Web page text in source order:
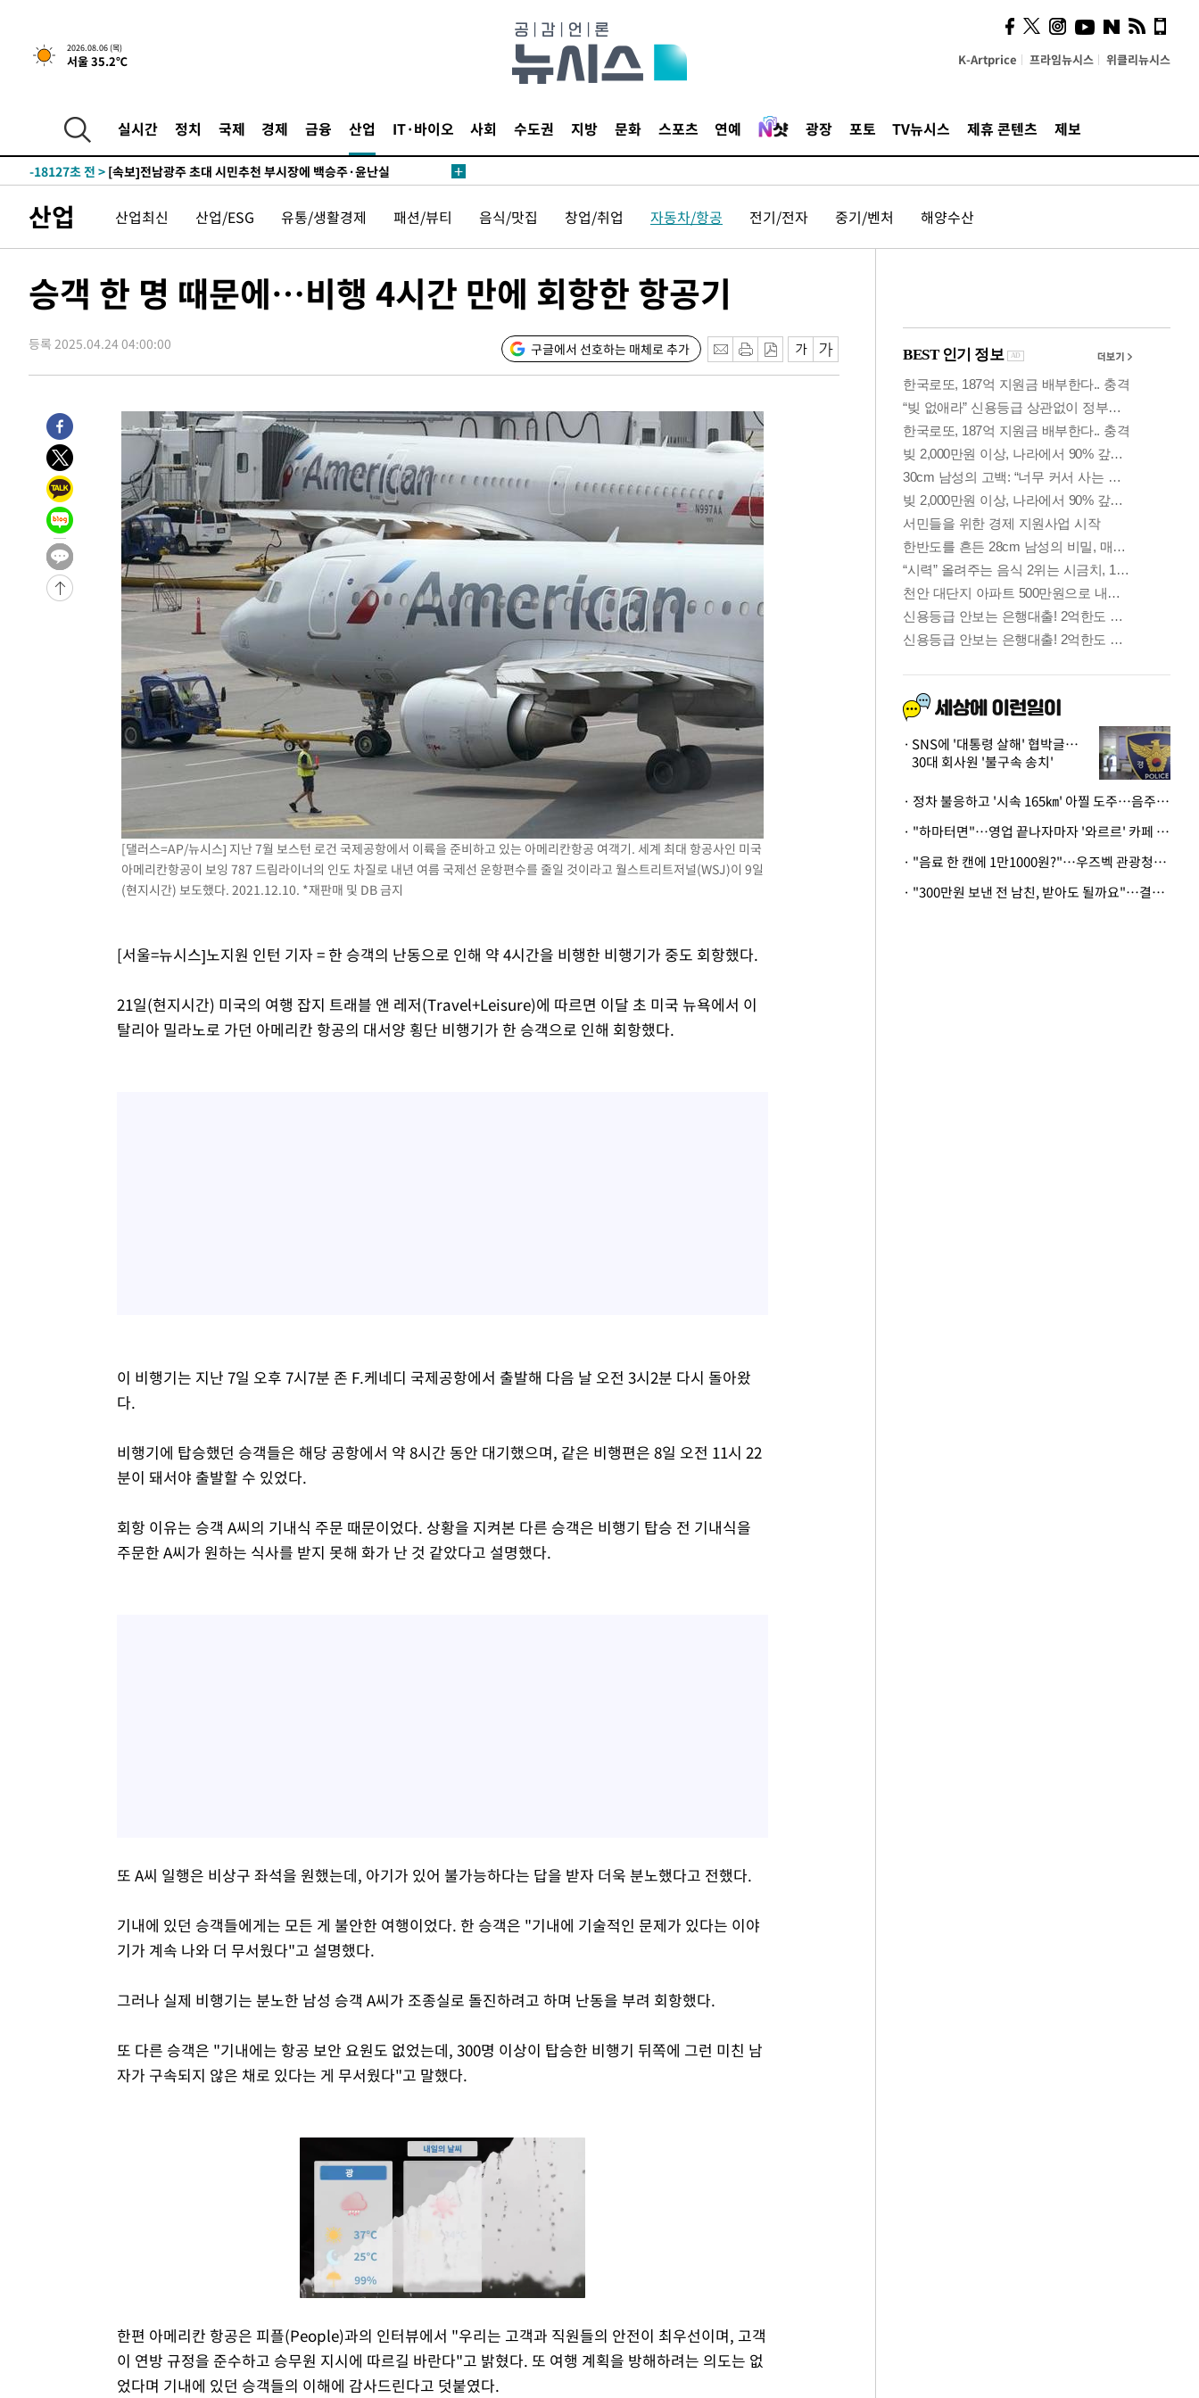
2026.08.06 (목)
서울 35.2℃ K-Artprice 프라임뉴시스 위클리뉴시스
실시간 정치 국제 경제 금융 산업 IT·바이오 사회 수도권 지방 문화 스포츠 연예 광장 포토 TV뉴시스 제휴 콘텐츠 제보
-24458초 전 >"美간섭에 합의 지연"…트럼프, '이란 호르무즈 통제권' 수용할까
-20978초 전 >[속보]산업장관 "李정부, 원전 반대 안해…안정 전력 위해 불가피"
-19062초 전 >
[속보]산업장관 "美무역법 제301조 과잉생산 결과 발표 8월 중 예
-18855초 전 >
-18127초 전 > [속보]전남광주 초대 시민추천 부시장에 백승주·윤난실
-14255초 전 >
[속보]코스닥, 2.15포인트(0.27%) 내린 797.44 출발
-14238초 전 >[속보]코스피, 119.51포인트(1.81%) 내린 6478.75 개장
-10636초 전 >서울 낮 39도 '폭염중대경보'…40도 관측 가능성도
-171초 전 >[속보] 호르무즈 해협 이란-오만 협상 기대속 뉴욕증시 혼조 마감 다우
24분 전 >[속보] 이란 대통령 "지금 최고지도자와 소통하기가 매우 어려워" 취임 3
-32262초 전 >
손흥민, 5경기 연속골 실패…LAFC는 승부차기 끝 과달라하라 격파
-24863초 전 >
내일까지 39도 '펄펄'…기상청 "태풍 지나며 폭염 잠시 꺾인다"
-24500초 전 >
트럼프, 한국계 진보 주지사 후보 맹공…"공산주의가 최대 위협"
-24478초 전 >
"美간섭에 합의 지연"…트럼프, '이란 호르무즈 통제권' 수용할까
-20998초 전 >
[속보]산업장관 "李정부, 원전 반대 안해…안정 전력 위해 불가피"
-19695초 전 >
[속보]경찰, '홍명보 선임 논란' 대한축구협회·축구회관 등 압수수
-19082초 전 >
[속보]산업장관 "美무역법 제301조 과잉생산 결과 발표 8월 중 예
-18875초 전 >
[속보]코스피 매도사이드카 발동…4%대 급락
[속보]전남광주 초대 시민추천 부시장에 백승주·윤난실
서울 열대야 15일째 지속…비공식 '초열대야' 30도 넘어
[속보]코스닥, 2.15포인트(0.27%) 내린 797.44 출발
[속보]코스피, 119.51포인트(1.81%) 내린 6478.75 개장
6월 경상수지 497.3억 달러…두 달 연속 사상 최대
서울 낮 39도 '폭염중대경보'…40도 관측 가능성도
미 워싱턴주 스포캔 시의 통제불능 3개 산불, 방화선 일부 구축
[속보] 호르무즈 해협 이란-오만 협상 기대속 뉴욕증시 혼조 마감 다우
[속보] 이란 대통령 "지금 최고지도자와 소통하기가 매우 어려워" 취임 3
[속보] "이란-오만, 호르무즈 해협 통행 항로 합의" 이란 외무부 대변인
산업 산업최신 산업/ESG 유통/생활경제 패션/뷰티 음식/맛집 창업/취업 자동차/항공 전기/전자 중기/벤처 해양수산
승객 한 명 때문에…비행 4시간 만에 회항한 항공기
등록 2025.04.24 04:00:00 구글에서 선호하는 매체로 추가
[댈러스=AP/뉴시스] 지난 7월 보스턴 로건 국제공항에서 이륙을 준비하고 있는 아메리칸항공 여객기. 세계 최대 항공사인 미국
아메리칸항공이 보잉 787 드림라이너의 인도 차질로 내년 여름 국제선 운항편수를 줄일 것이라고 월스트리트저널(WSJ)이 9일
(현지시간) 보도했다. 2021.12.10. *재판매 및 DB 금지
[서울=뉴시스]노지원 인턴 기자 = 한 승객의 난동으로 인해 약 4시간을 비행한 비행기가 중도 회항했다.
21일(현지시간) 미국의 여행 잡지 트래블 앤 레저(Travel+Leisure)에 따르면 이달 초 미국 뉴욕에서 이
탈리아 밀라노로 가던 아메리칸 항공의 대서양 횡단 비행기가 한 승객으로 인해 회항했다.
이 비행기는 지난 7일 오후 7시7분 존 F.케네디 국제공항에서 출발해 다음 날 오전 3시2분 다시 돌아왔
다.
비행기에 탑승했던 승객들은 해당 공항에서 약 8시간 동안 대기했으며, 같은 비행편은 8일 오전 11시 22
분이 돼서야 출발할 수 있었다.
회항 이유는 승객 A씨의 기내식 주문 때문이었다. 상황을 지켜본 다른 승객은 비행기 탑승 전 기내식을
주문한 A씨가 원하는 식사를 받지 못해 화가 난 것 같았다고 설명했다.
또 A씨 일행은 비상구 좌석을 원했는데, 아기가 있어 불가능하다는 답을 받자 더욱 분노했다고 전했다.
기내에 있던 승객들에게는 모든 게 불안한 여행이었다. 한 승객은 "기내에 기술적인 문제가 있다는 이야
기가 계속 나와 더 무서웠다"고 설명했다.
그러나 실제 비행기는 분노한 남성 승객 A씨가 조종실로 돌진하려고 하며 난동을 부려 회항했다.
또 다른 승객은 "기내에는 항공 보안 요원도 없었는데, 300명 이상이 탑승한 비행기 뒤쪽에 그런 미친 남
자가 구속되지 않은 채로 있다는 게 무서웠다"고 말했다.
Mute
한편 아메리칸 항공은 피플(People)과의 인터뷰에서 "우리는 고객과 직원들의 안전이 최우선이며, 고객
이 연방 규정을 준수하고 승무원 지시에 따르길 바란다"고 밝혔다. 또 여행 계획을 방해하려는 의도는 없
었다며 기내에 있던 승객들의 이해에 감사드린다고 덧붙였다.
계…'고급 가요'의 주체적
영토
SNS에 '대통령 살해' 협박글…
30대 회사원 '불구속 송치'
· 정차 불응하고 '시속 165㎞' 아찔 도주…음주운전자 체포
· "하마터면"…영업 끝나자마자 '와르르' 카페 테라스 덮친 대리석 외벽
· "음료 한 캔에 1만1000원?"…우즈벡 관광청까지 나섰다, 유튜버 폭로 후폭풍
· "300만원 보낸 전 남친, 받아도 될까요"…결혼 앞둔 예비신부의 뜻밖 고충